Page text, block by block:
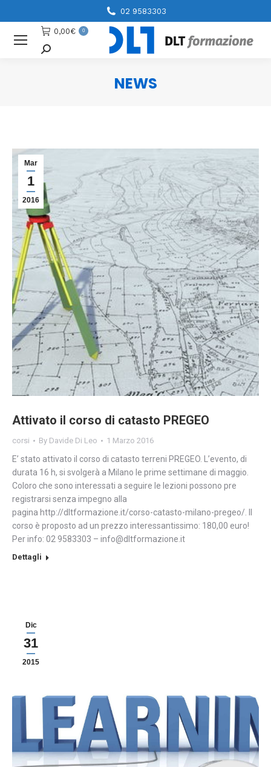
02 9583303
0,00€ 0
Cerca
NEWS
Mar
1
2016
Attivato il corso di catasto PREGEO
corsi By Davide Di Leo 1 Marzo 2016
E’ stato attivato il corso di catasto terreni PREGEO. L’evento, di
durata 16 h, si svolgerà a Milano le prime settimane di maggio.
Coloro che sono interessati a seguire le lezioni possono pre
registrarsi senza impegno alla
pagina http://dltformazione.it/corso-catasto-milano-pregeo/. Il
corso è proposto ad un prezzo interessantissimo: 180,00 euro!
Per info: 02 9583303 – info@dltformazione.it
Dettagli
Dic
31
2015